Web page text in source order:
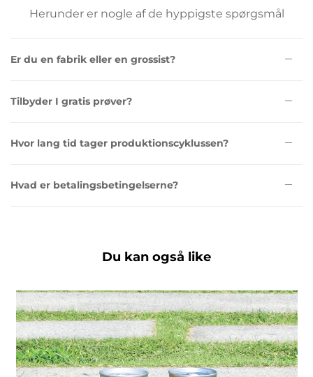
Herunder er nogle af de hyppigste spørgsmål
Er du en fabrik eller en grossist?
Tilbyder I gratis prøver?
Hvor lang tid tager produktionscyklussen?
Hvad er betalingsbetingelserne?
Du kan også like